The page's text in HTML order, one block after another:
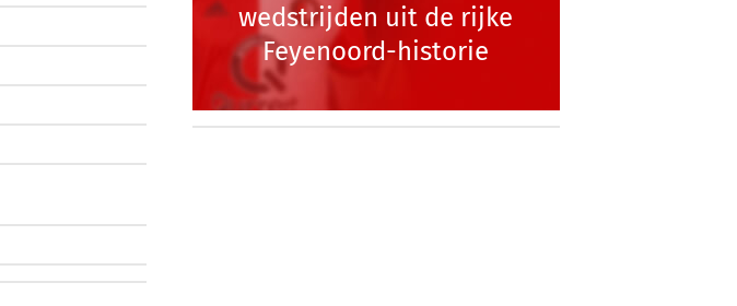
wedstrijden uit de rijke
Feyenoord-historie